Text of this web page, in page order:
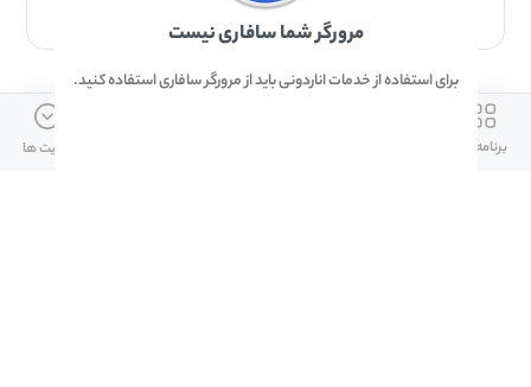
برای دانلود برنامه با مرورگر Safari وارد شوید.
ارتباط با ما
برنامه ها آپدیت ها
مرورگر شما سافاری نیست
برای استفاده از خدمات اناردونی باید از مرورگر سافاری استفاده کنید.